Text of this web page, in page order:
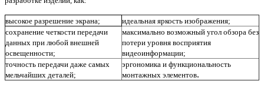
высокое разрешение экрана;
идеальная яркость изображения;
сохранение четкости передачи
данных при любой внешней
освещенности;
максимально возможный угол обзора без
потери уровня восприятия
видеоинформации;
точность передачи даже самых
мельчайших деталей;
эргономика и функциональность
монтажных элементов.